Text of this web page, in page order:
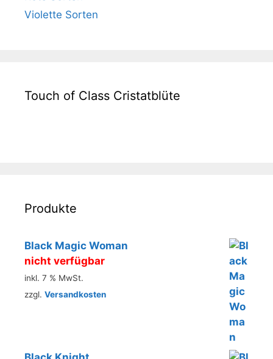
Violette Sorten
Touch of Class Cristatblüte
Produkte
Black Magic Woman
nicht verfügbar
inkl. 7 % MwSt.
zzgl. Versandkosten